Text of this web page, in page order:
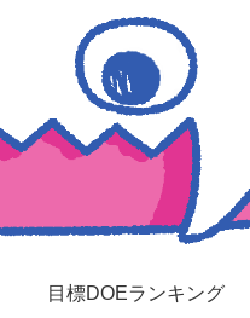
目標DOEランキング